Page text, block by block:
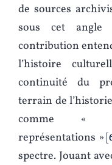
de sources
sous cet angle
contribution
l’histoire
continuité du
terrain de
comme «
représentations »
spectre. Jouant